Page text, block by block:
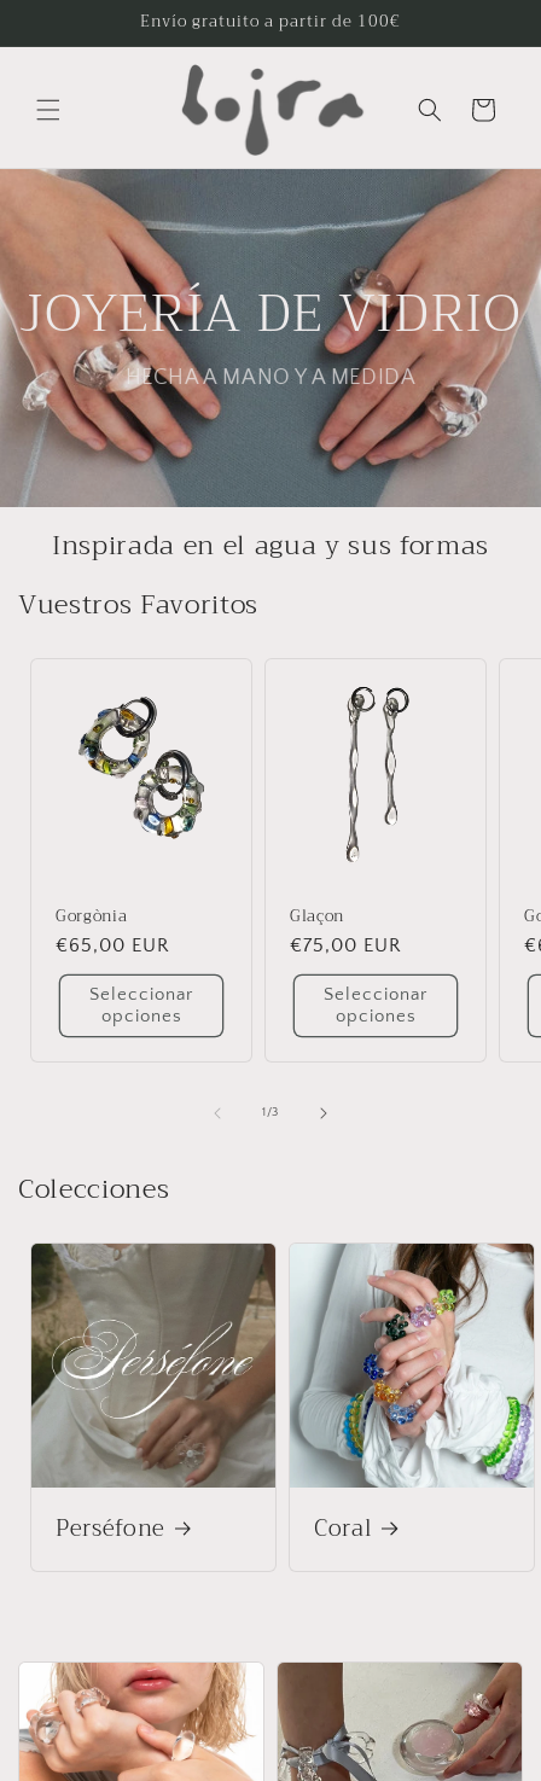
al contenido
Envío gratuito a partir de 100€
Carrito
JOYERÍA DE VIDRIO
HECHA A MANO Y A MEDIDA
Inspirada en el agua y sus formas
Vuestros Favoritos
Gorgònia
Precio
habitual
€65,00 EUR
Seleccionar
opciones
Glaçon
Precio
habitual
€75,00 EUR
Seleccionar
opciones
1 /de
3
Colecciones
Perséfone Coral